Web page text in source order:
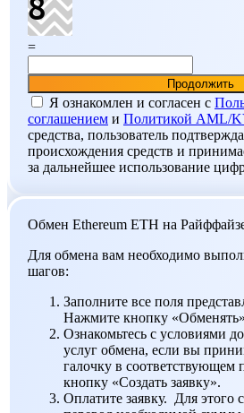
=
Я ознакомлен и согласен c
соглашением и Политикой AML/
средства, пользователь
происхождения средств и
за дальнейшее использование
Обмен Ethereum ETH на
Для обмена вам необходимо
шагов:
Заполните все поля
Нажмите кнопку
Ознакомьтесь с условиями
услуг обмена, если вы
галочку в соответствующем
кнопку «Создать заявку».
Оплатите заявку. Для этого